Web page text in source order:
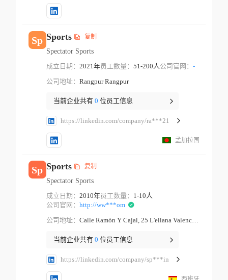
Sp Sports 复制
Spectator Sports
成立日期： 2021年员工数量： 51-200人公司官网： -
公司地址： Rangpur Rangpur
当前企业共有 0 位员工信息
https://linkedin.com/company/ra***21
孟加拉国
Sp Sports 复制
Spectator Sports
成立日期： 2010年员工数量： 1-10人
公司官网： http://ww***om
公司地址：
Calle Ramón Y Cajal, 25 L'eliana Valencian Community
当前企业共有 0 位员工信息
https://linkedin.com/company/sp***in